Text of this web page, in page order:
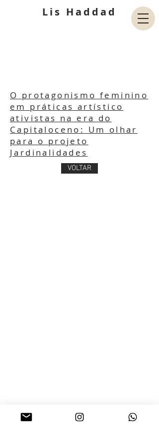
Lis Haddad
O protagonismo feminino
em práticas artístico
ativistas na era do
Capitaloceno: Um olhar
para o projeto
Jardinalidades
VOLTAR